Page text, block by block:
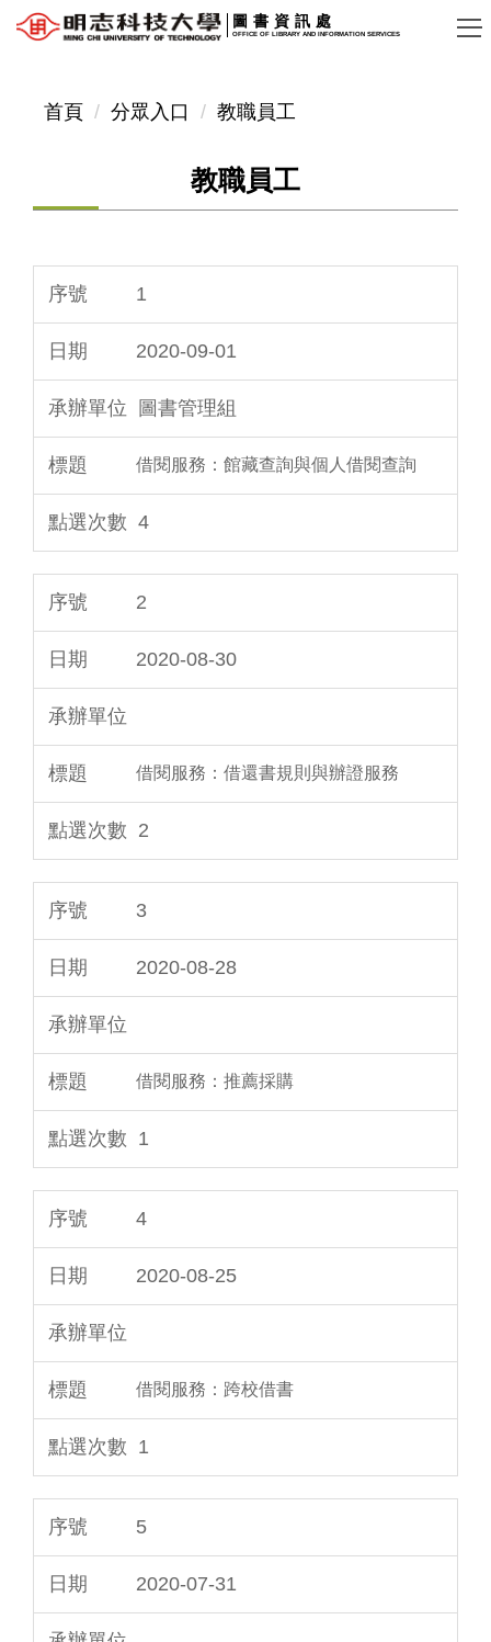
跳
圖書資訊處
OFFICE OF LIBRARY AND INFORMATION SERVICES
首頁 分眾入口 教職員工
教職員工
1
2020-09-01
圖書管理組
借閱服務：館藏查詢與個人借閱查詢
4
2
2020-08-30
借閱服務：借還書規則與辦證服務
2
3
2020-08-28
借閱服務：推薦採購
1
4
2020-08-25
借閱服務：跨校借書
1
5
2020-07-31